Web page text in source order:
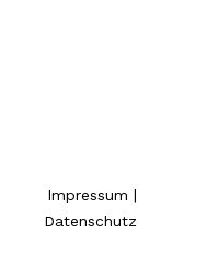
Impressum |
Datenschutz